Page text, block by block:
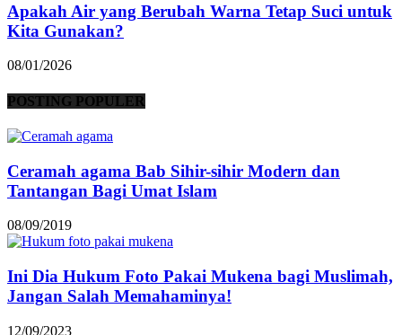
Apakah Air yang Berubah Warna Tetap Suci untuk
Kita Gunakan?
08/01/2026
POSTING POPULER
Ceramah agama Bab Sihir-sihir Modern dan
Tantangan Bagi Umat Islam
08/09/2019
Ini Dia Hukum Foto Pakai Mukena bagi Muslimah,
Jangan Salah Memahaminya!
12/09/2023